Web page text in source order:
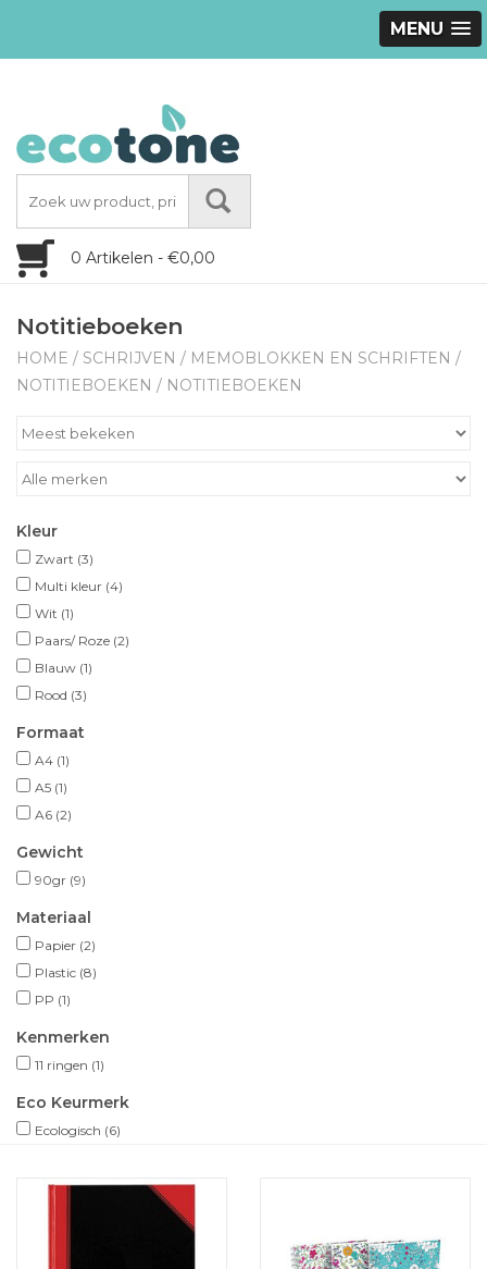
MENU
0 Artikelen - €0,00
Notitieboeken
HOME / SCHRIJVEN / MEMOBLOKKEN EN SCHRIFTEN /
NOTITIEBOEKEN / NOTITIEBOEKEN
Kleur
Zwart (3)
Multi kleur (4)
Wit (1)
Paars/ Roze (2)
Blauw (1)
Rood (3)
Formaat
A4 (1)
A5 (1)
A6 (2)
Gewicht
90gr (9)
Materiaal
Papier (2)
Plastic (8)
PP (1)
Kenmerken
11 ringen (1)
Eco Keurmerk
Ecologisch (6)